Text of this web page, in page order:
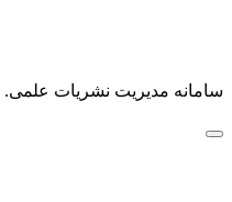
سامانه مدیریت نشریات علمی.